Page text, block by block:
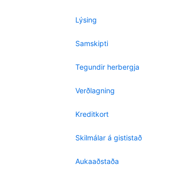
Lýsing
Samskipti
Tegundir herbergja
Verðlagning
Kreditkort
Skilmálar á gististað
Aukaaðstaða